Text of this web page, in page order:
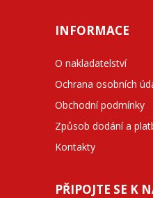
INFORMACE
O nakladatelství
Ochrana osobních
Obchodní podmínky
Způsob dodání a
Kontakty
PŘIPOJTE SE K